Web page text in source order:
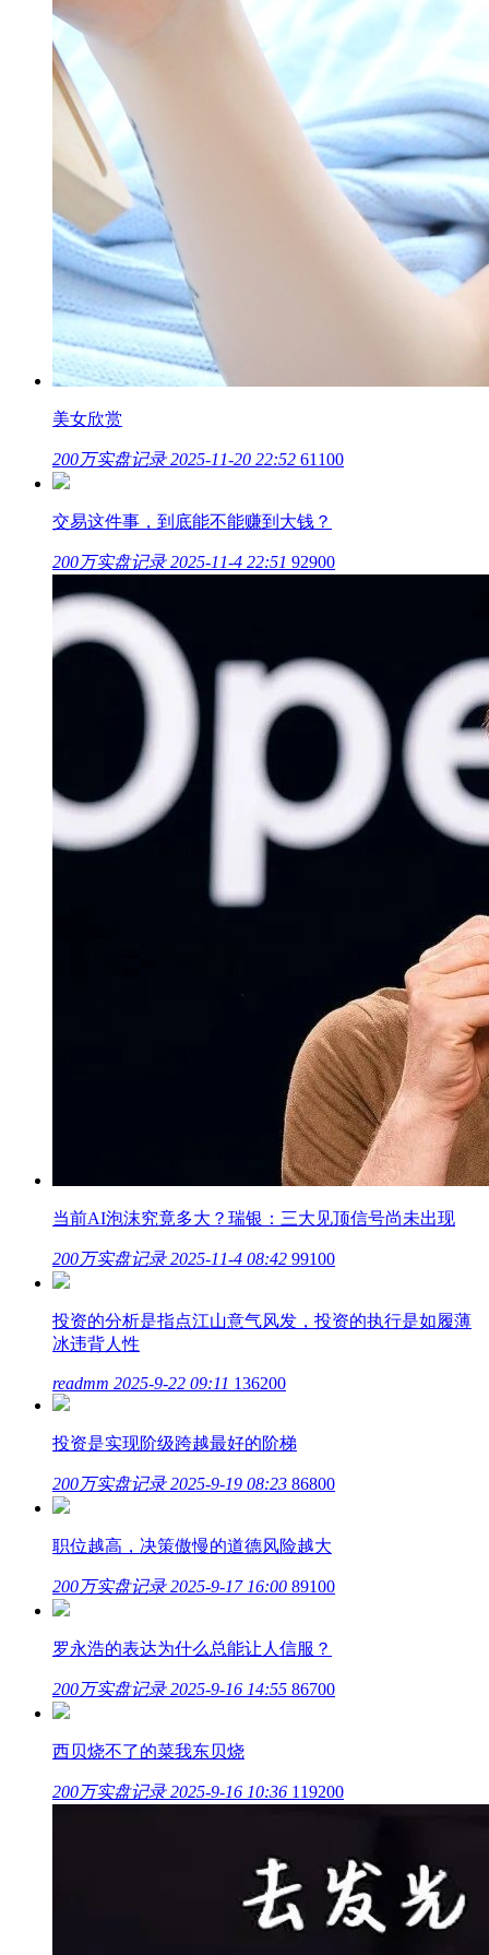
美女欣赏
200万实盘记录 2025-11-20 22:52 61100
交易这件事，到底能不能赚到大钱？
200万实盘记录 2025-11-4 22:51 92900
当前AI泡沫究竟多大？瑞银：三大见顶信号尚未出现
200万实盘记录 2025-11-4 08:42 99100
投资的分析是指点江山意气风发，投资的执行是如履薄
冰违背人性
readmm 2025-9-22 09:11 136200
投资是实现阶级跨越最好的阶梯
200万实盘记录 2025-9-19 08:23 86800
职位越高，决策傲慢的道德风险越大
200万实盘记录 2025-9-17 16:00 89100
罗永浩的表达为什么总能让人信服？
200万实盘记录 2025-9-16 14:55 86700
西贝烧不了的菜我东贝烧
200万实盘记录 2025-9-16 10:36 119200